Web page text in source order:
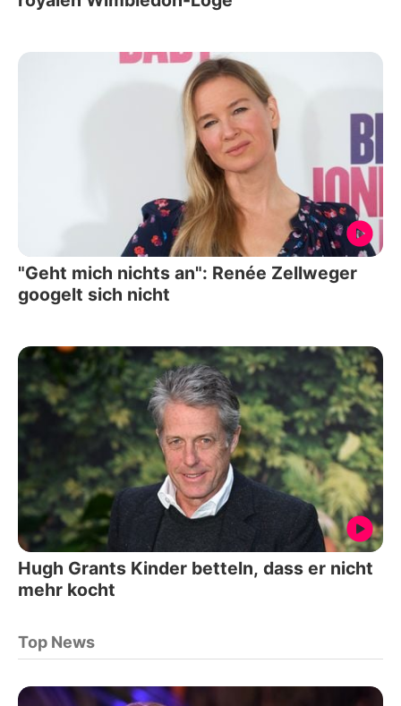
"Geht mich nichts an": Renée Zellweger
googelt sich nicht
Hugh Grants Kinder betteln, dass er nicht
mehr kocht
Top News